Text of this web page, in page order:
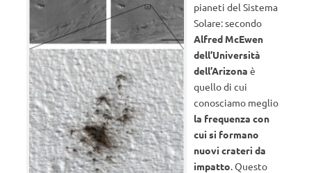
pianeti del Sistema
Solare: secondo
Alfred McEwen
dell’Università
dell’Arizona è
quello di cui
conosciamo meglio
la frequenza con
cui si formano
nuovi crateri da
impatto. Questo